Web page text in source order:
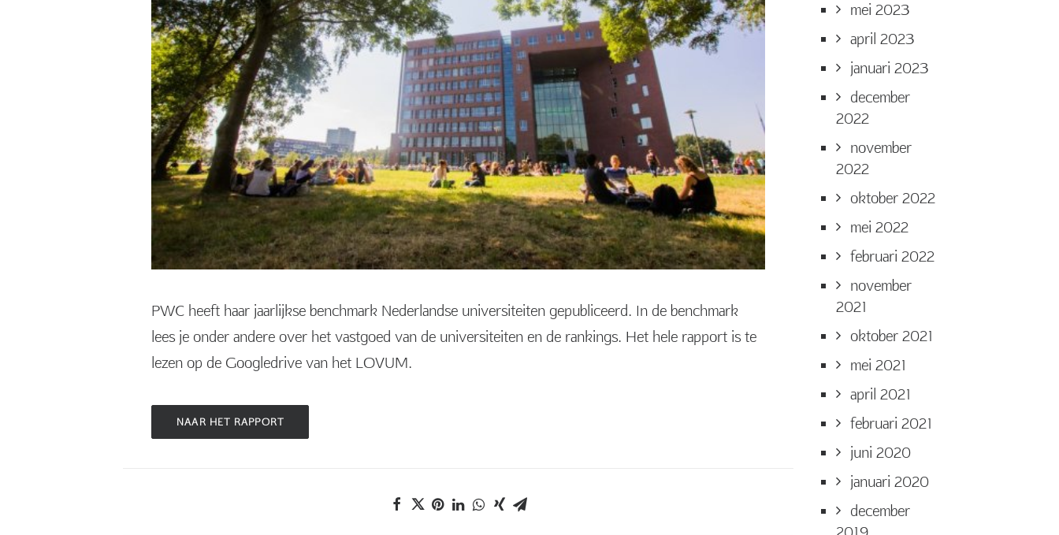
PWC heeft haar jaarlijkse benchmark Nederlandse universiteiten gepubliceerd. In de benchmark
lees je onder andere over het vastgoed van de universiteiten en de rankings. Het hele rapport is te
lezen op de Googledrive van het LOVUM.
NAAR HET RAPPORT
mei 2023
april 2023
januari 2023
december
2022
november
2022
oktober 2022
mei 2022
februari 2022
november
2021
oktober 2021
mei 2021
april 2021
februari 2021
juni 2020
januari 2020
december